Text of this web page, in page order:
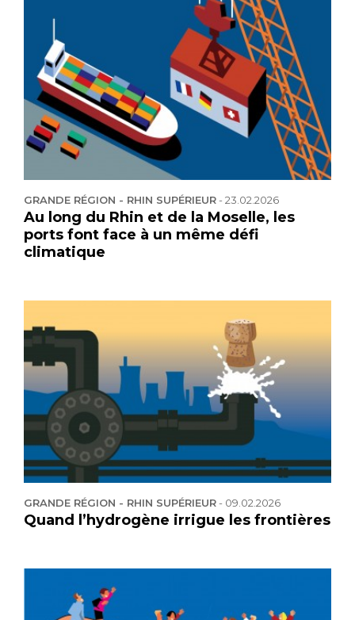
GRANDE RÉGION - RHIN SUPÉRIEUR-23.02.2026
Au long du Rhin et de la Moselle, les
ports font face à un même défi
climatique
GRANDE RÉGION - RHIN SUPÉRIEUR- 09.02.2026
Quand l’hydrogène irrigue les frontières